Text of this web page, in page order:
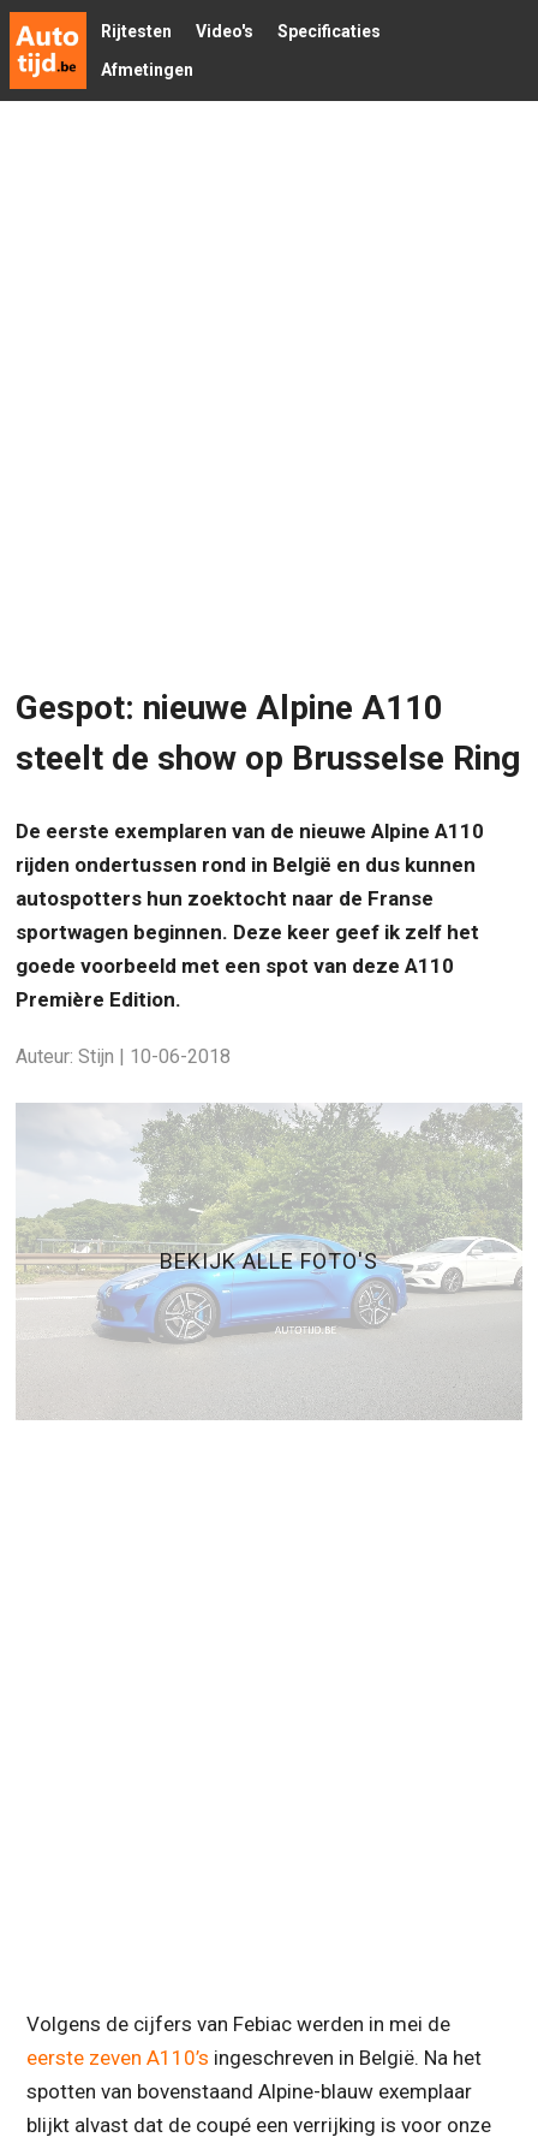
Rijtesten Video's
Specificaties
Afmetingen
Gespot: nieuwe Alpine A110
steelt de show op Brusselse Ring
De eerste exemplaren van de nieuwe Alpine A110
rijden ondertussen rond in België en dus kunnen
autospotters hun zoektocht naar de Franse
sportwagen beginnen. Deze keer geef ik zelf het
goede voorbeeld met een spot van deze A110
Première Edition.
Auteur: Stijn | 10-06-2018
BEKIJK ALLE FOTO'S
Volgens de cijfers van Febiac werden in mei de
eerste zeven A110’s ingeschreven in België. Na het
spotten van bovenstaand Alpine-blauw exemplaar
blijkt alvast dat de coupé een verrijking is voor onze